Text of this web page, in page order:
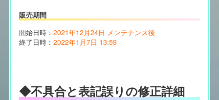
販売期間
開始日時： 2021年12月24日 メンテナンス後
終了日時： 2022年1月7日 13:59
◆不具合と表記誤りの修正詳細